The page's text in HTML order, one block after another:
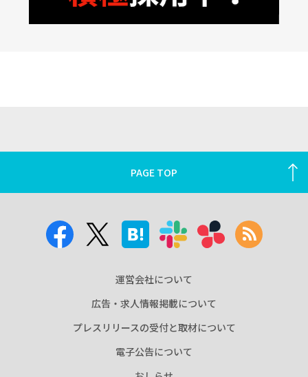
PAGE TOP
運営会社について
広告・求人情報掲載について
プレスリリースの受付と取材について
電子公告について